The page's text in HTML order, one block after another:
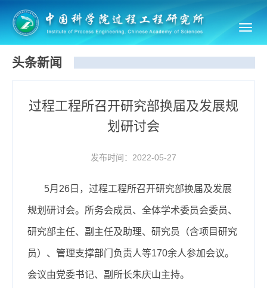
头条新闻
过程工程所召开研究部换届及发展规
划研讨会
发布时间：2022-05-27
5月26日，过程工程所召开研究部换届及发展
规划研讨会。所务会成员、全体学术委员会委员、
研究部主任、副主任及助理、研究员（含项目研究
员）、管理支撑部门负责人等170余人参加会议。
会议由党委书记、副所长朱庆山主持。